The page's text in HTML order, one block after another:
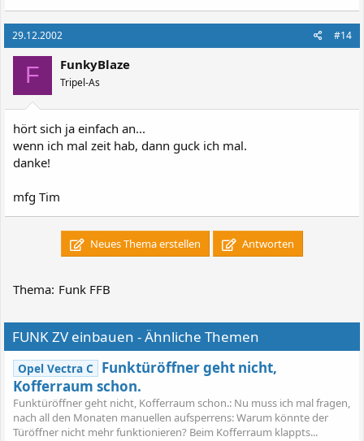
29.12.2002 #14
F FunkyBlaze
Tripel-As
hört sich ja einfach an...
wenn ich mal zeit hab, dann guck ich mal.
danke!
mfg Tim
Neues Thema erstellen Antworten
Thema: Funk FFB
FUNK ZV einbauen - Ähnliche Themen
Opel Vectra C
Funktüröffner geht nicht,
Kofferraum schon.
Funktüröffner geht nicht, Kofferraum schon.: Nu muss ich mal fragen,
nach all den Monaten manuellen aufsperrens: Warum könnte der
Türöffner nicht mehr funktionieren? Beim Kofferraum klappts...